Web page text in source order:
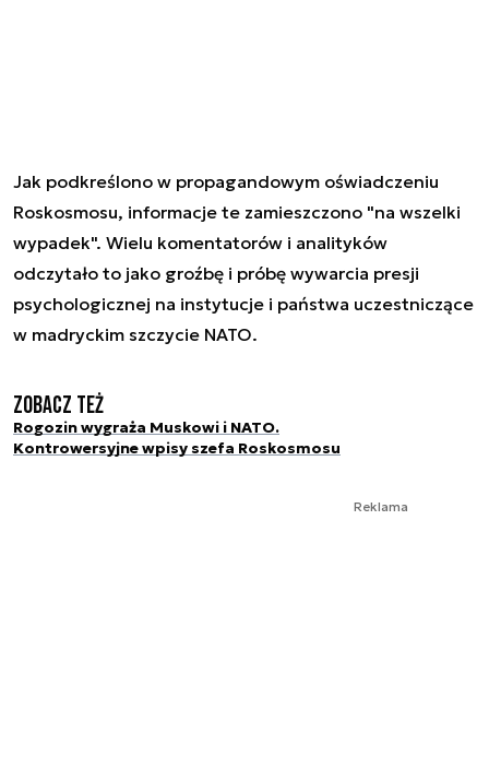
Jak podkreślono w propagandowym oświadczeniu
Roskosmosu, informacje te zamieszczono "na wszelki
wypadek". Wielu komentatorów i analityków
odczytało to jako groźbę i próbę wywarcia presji
psychologicznej na instytucje i państwa uczestniczące
w madryckim szczycie NATO.
Zobacz też
Rogozin wygraża Muskowi i NATO.
Kontrowersyjne wpisy szefa Roskosmosu
Reklama